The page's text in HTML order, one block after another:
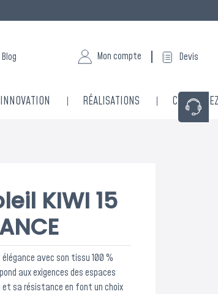
Blog Mon compte Devis
INNOVATION RÉALISATIONS
KIWI 15
avec son tissu 100 %
aux exigences des espaces
sa résistance en font un choix